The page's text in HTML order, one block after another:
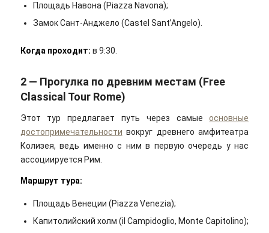
Площадь Навона (Piazza Navona);
Замок Сант-Анджело (Castel Sant’Angelo).
Когда проходит: в 9:30.
2 — Прогулка по древним местам (Free
Classical Tour Rome)
Этот тур предлагает путь через самыеосновные
достопримечательности вокруг древнего амфитеатра
Колизея, ведь именно с ним в первую очередь у нас
ассоциируется Рим.
Маршрут тура:
Площадь Венеции (Piazza Venezia);
Капитолийский холм (il Campidoglio, Monte Capitolino);